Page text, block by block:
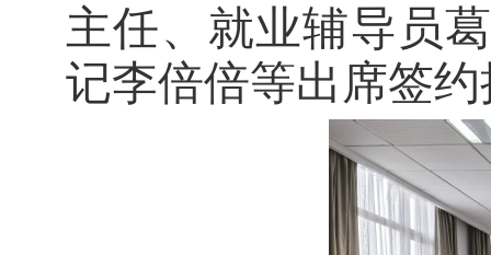
主任、就业辅导员
记李倍倍等出席签